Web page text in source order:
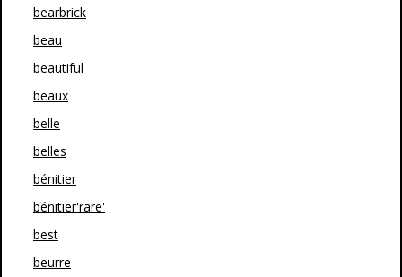
bearbrick
beau
beautiful
beaux
belle
belles
bénitier
bénitier'rare'
best
beurre